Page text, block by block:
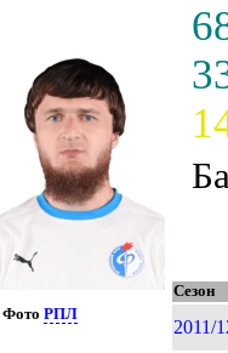
ФотоРПЛ
Сезон
2011/